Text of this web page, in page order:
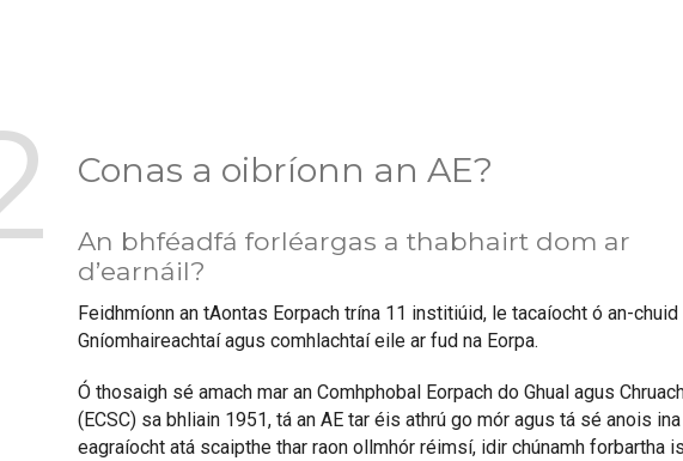
Conas a oibríonn an AE?
An bhféadfá forléargas a thabhairt dom ar
d’earnáil?
Feidhmíonn an tAontas Eorpach trína 11 institiúid, le tacaíocht ó an-chuid
Gníomhaireachtaí agus comhlachtaí eile ar fud na Eorpa.
Ó thosaigh sé amach mar an Comhphobal Eorpach do Ghual agus
(ECSC) sa bhliain 1951, tá an AE tar éis athrú go mór agus tá sé anois ina
eagraíocht atá scaipthe thar raon ollmhór réimsí, idir chúnamh forbartha is